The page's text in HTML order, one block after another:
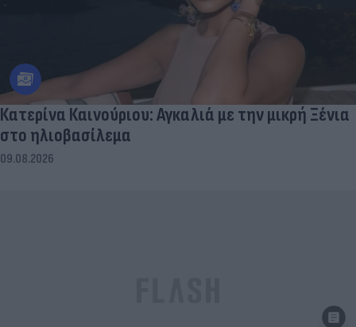
Κατερίνα Καινούριου: Αγκαλιά με την μικρή Ξένια
στο ηλιοβασίλεμα
09.08.2026